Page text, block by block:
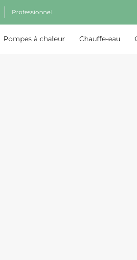
Professionnel
Pompes à chaleur Chauffe-eau